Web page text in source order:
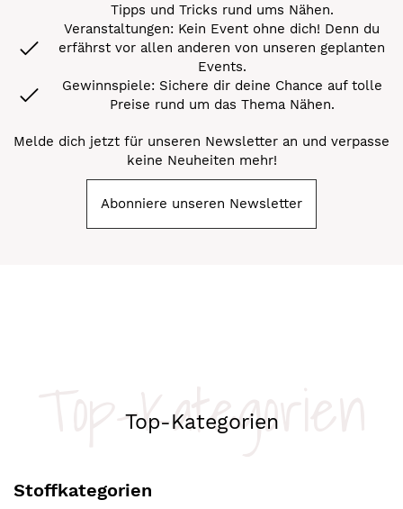
Tipps und Tricks rund ums Nähen.
Veranstaltungen: Kein Event ohne dich! Denn du
erfährst vor allen anderen von unseren geplanten
Events.
Gewinnspiele: Sichere dir deine Chance auf tolle
Preise rund um das Thema Nähen.
Melde dich jetzt für unseren Newsletter an und verpasse
keine Neuheiten mehr!
Abonniere unseren Newsletter
Top-Kategorien
Top-Kategorien
Stoffkategorien